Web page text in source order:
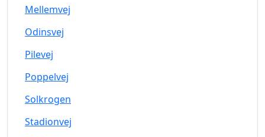
Mellemvej
Odinsvej
Pilevej
Poppelvej
Solkrogen
Stadionvej